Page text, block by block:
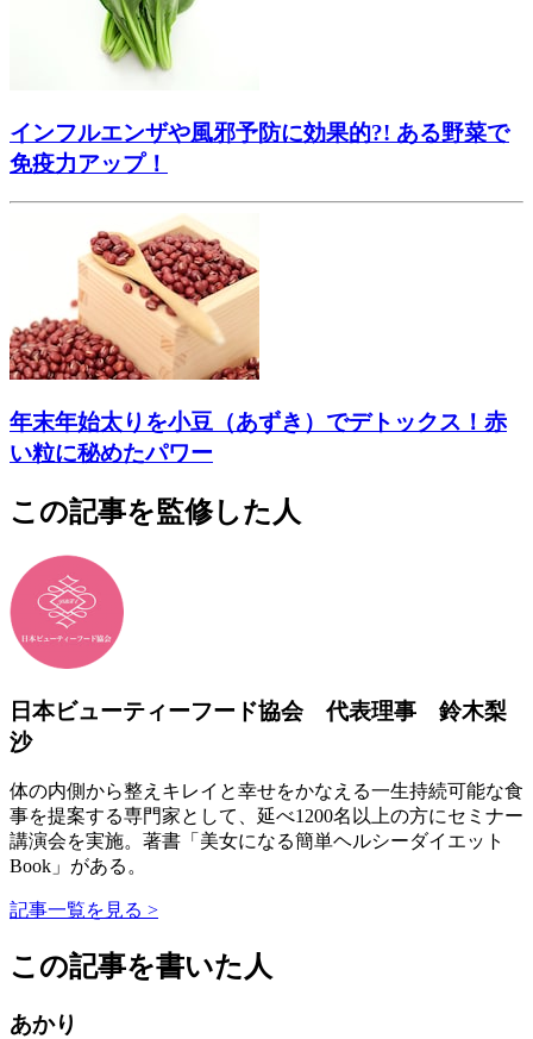
インフルエンザや風邪予防に効果的?! ある野菜で
免疫力アップ！
年末年始太りを小豆（あずき）でデトックス！赤
い粒に秘めたパワー
この記事を監修した人
日本ビューティーフード協会 代表理事 鈴木梨
沙
体の内側から整えキレイと幸せをかなえる一生持続可能な食
事を提案する専門家として、延べ1200名以上の方にセミナー
講演会を実施。著書「美女になる簡単ヘルシーダイエット
Book」がある。
記事一覧を見る >
この記事を書いた人
あかり